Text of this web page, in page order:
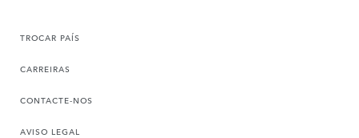
TROCAR PAÍS
CARREIRAS
CONTACTE-NOS
AVISO LEGAL